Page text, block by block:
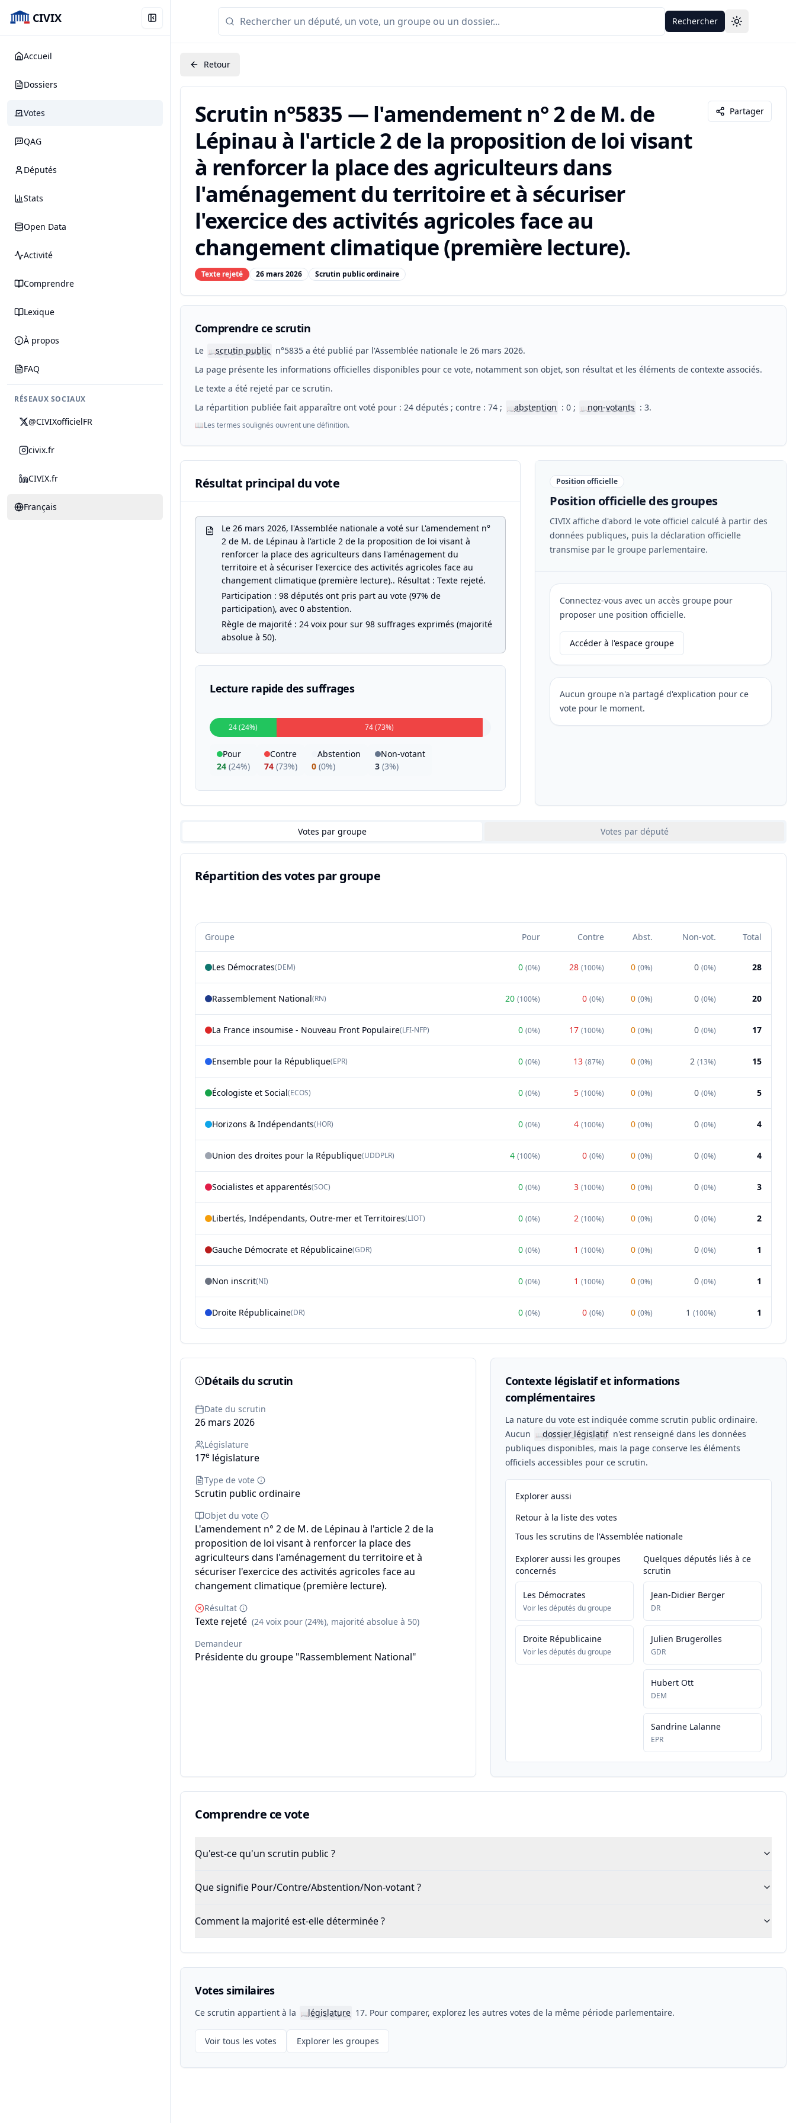
CIVIX
Accueil
Dossiers
Votes
QAG
Députés
Stats
Open Data
Activité
Comprendre
Lexique
À propos
FAQ
RÉSEAUX SOCIAUX
@CIVIXofficielFR
civix.fr
CIVIX.fr
Français
Rechercher Toggle theme
Retour
Scrutin n°5835 — l'amendement n° 2 de M. de
Lépinau à l'article 2 de la proposition de loi visant
à renforcer la place des agriculteurs dans
l'aménagement du territoire et à sécuriser
l'exercice des activités agricoles face au
changement climatique (première lecture).
Texte rejeté 26 mars 2026 Scrutin public ordinaire
Partager
Comprendre ce scrutin
Le 📖scrutin public n°5835 a été publié par l'Assemblée nationale le 26 mars 2026.
La page présente les informations officielles disponibles pour ce vote, notamment son objet, son résultat et les éléments de contexte associés.
Le texte a été rejeté par ce scrutin.
La répartition publiée fait apparaître ont voté pour : 24 députés ; contre : 74 ;
📖abstention : 0 ; 📖non-votants : 3.
📖Les termes soulignés ouvrent une définition.
Résultat principal du vote
Le 26 mars 2026, l'Assemblée nationale a voté sur L'amendement n°
2 de M. de Lépinau à l'article 2 de la proposition de loi visant à
renforcer la place des agriculteurs dans l'aménagement du
territoire et à sécuriser l'exercice des activités agricoles face au
changement climatique (première lecture).. Résultat : Texte rejeté.
Participation : 98 députés ont pris part au vote (97% de
participation), avec 0 abstention.
Règle de majorité : 24 voix pour sur 98 suffrages exprimés (majorité
absolue à 50).
Lecture rapide des suffrages
24 (24%) 74 (73%)
Pour
24 (24%)
Contre
74 (73%)
Abstention
0 (0%)
Non-votant
3 (3%)
Position officielle
Position officielle des groupes
CIVIX affiche d'abord le vote officiel calculé à partir des
données publiques, puis la déclaration officielle
transmise par le groupe parlementaire.
Connectez-vous avec un accès groupe pour
proposer une position officielle.
Accéder à l'espace groupe
Aucun groupe n'a partagé d'explication pour ce
vote pour le moment.
Votes par groupe Votes par député
Répartition des votes par groupe
Groupe Pour Contre Abst. Non-vot. Total
Les Démocrates(DEM) 0 (0%) 28 (100%) 0 (0%) 0 (0%) 28
Rassemblement National(RN) 20 (100%) 0 (0%) 0 (0%) 0 (0%) 20
La France insoumise - Nouveau Front Populaire(LFI-NFP) 0 (0%) 17 (100%) 0 (0%) 0 (0%) 17
Ensemble pour la République(EPR) 0 (0%) 13 (87%) 0 (0%) 2 (13%) 15
Écologiste et Social(ECOS) 0 (0%) 5 (100%) 0 (0%) 0 (0%) 5
Horizons & Indépendants(HOR) 0 (0%) 4 (100%) 0 (0%) 0 (0%) 4
Union des droites pour la République(UDDPLR) 4 (100%) 0 (0%) 0 (0%) 0 (0%) 4
Socialistes et apparentés(SOC) 0 (0%) 3 (100%) 0 (0%) 0 (0%) 3
Libertés, Indépendants, Outre-mer et Territoires(LIOT) 0 (0%) 2 (100%) 0 (0%) 0 (0%) 2
Gauche Démocrate et Républicaine(GDR) 0 (0%) 1 (100%) 0 (0%) 0 (0%) 1
Non inscrit(NI) 0 (0%) 1 (100%) 0 (0%) 0 (0%) 1
Droite Républicaine(DR) 0 (0%) 0 (0%) 0 (0%) 1 (100%) 1
Détails du scrutin
Date du scrutin
26 mars 2026
Législature
17e législature
Type de vote
Scrutin public ordinaire
Objet du vote
L'amendement n° 2 de M. de Lépinau à l'article 2 de la
proposition de loi visant à renforcer la place des
agriculteurs dans l'aménagement du territoire et à
sécuriser l'exercice des activités agricoles face au
changement climatique (première lecture).
Résultat
Texte rejeté (24 voix pour (24%), majorité absolue à 50)
Demandeur
Présidente du groupe "Rassemblement National"
Contexte législatif et informations
complémentaires
La nature du vote est indiquée comme scrutin public ordinaire.
Aucun
📖dossier législatif n'est renseigné dans les données
publiques disponibles, mais la page conserve les éléments
officiels accessibles pour ce scrutin.
Explorer aussi
Retour à la liste des votes
Tous les scrutins de l'Assemblée nationale
Explorer aussi les groupes
concernés
Les Démocrates
Voir les députés du groupe
Droite Républicaine
Voir les députés du groupe
Quelques députés liés à ce
scrutin
Jean-Didier Berger
DR
Julien Brugerolles
GDR
Hubert Ott
DEM
Sandrine Lalanne
EPR
Comprendre ce vote
Qu'est-ce qu'un scrutin public ?
Que signifie Pour/Contre/Abstention/Non-votant ?
Comment la majorité est-elle déterminée ?
Votes similaires
Ce scrutin appartient à la 📖législature 17. Pour comparer, explorez les autres votes de la même période parlementaire.
Voir tous les votes Explorer les groupes